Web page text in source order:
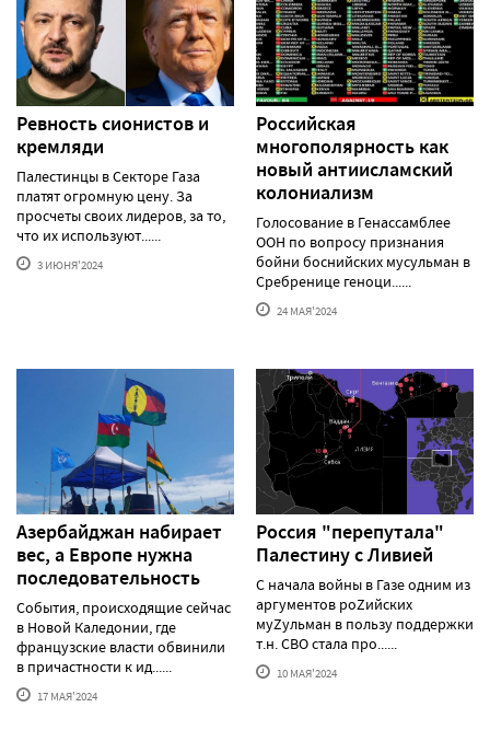
Ревность сионистов и
кремляди
Палестинцы в Секторе Газа
платят огромную цену. За
просчеты своих лидеров, за то,
что их используют......
3 ИЮНЯ'2024
Российская
многополярность как
новый антиисламский
колониализм
Голосование в Генассамблее
ООН по вопросу признания
бойни боснийских мусульман в
Сребренице геноци......
24 МАЯ'2024
Азербайджан набирает
вес, а Европе нужна
последовательность
События, происходящие сейчас
в Новой Каледонии, где
французские власти обвинили
в причастности к ид......
17 МАЯ'2024
Россия "перепутала"
Палестину с Ливией
С начала войны в Газе одним из
аргументов роZийских
муZульман в пользу поддержки
т.н. СВО стала про......
10 МАЯ'2024